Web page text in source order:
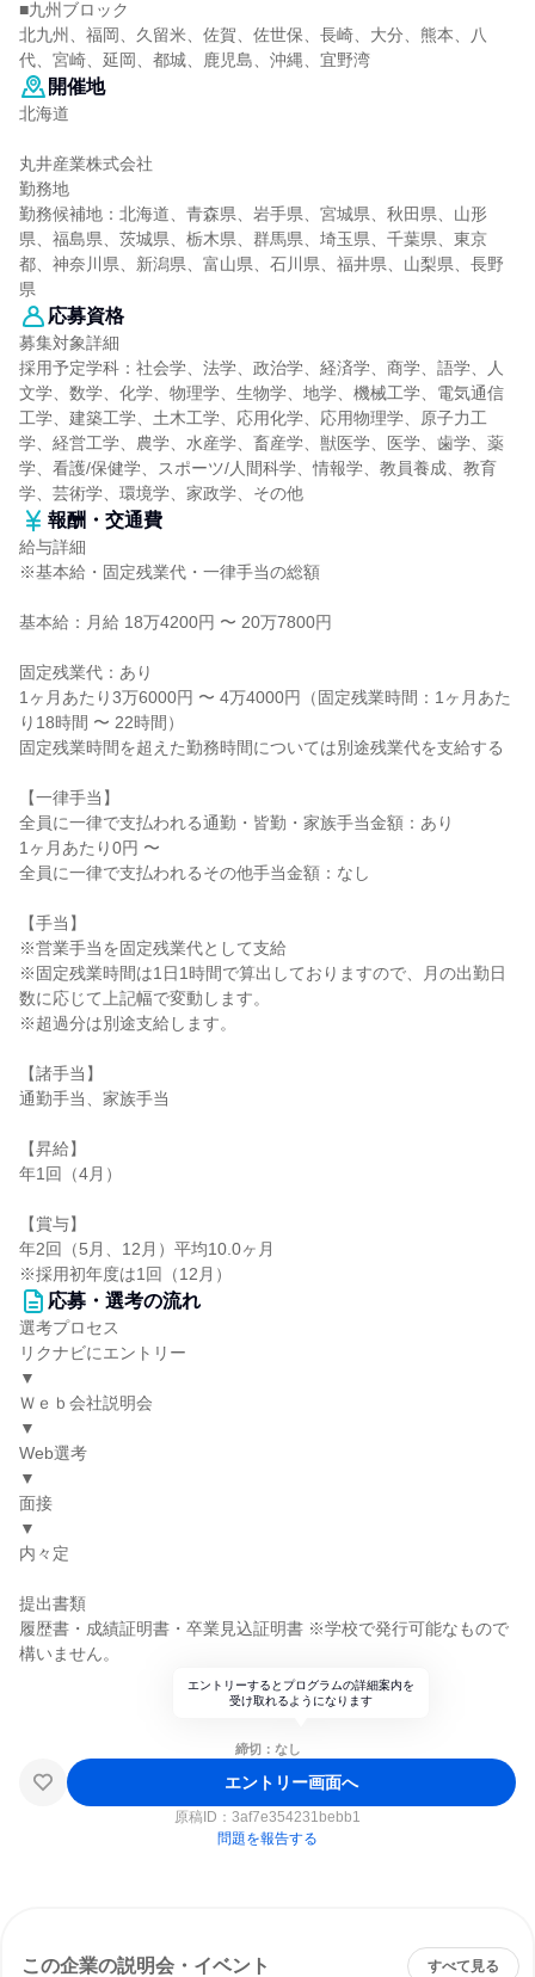
■九州ブロック
北九州、福岡、久留米、佐賀、佐世保、長崎、大分、熊本、八
代、宮崎、延岡、都城、鹿児島、沖縄、宜野湾
開催地
北海道
丸井産業株式会社
勤務地
勤務候補地：北海道、青森県、岩手県、宮城県、秋田県、山形
県、福島県、茨城県、栃木県、群馬県、埼玉県、千葉県、東京
都、神奈川県、新潟県、富山県、石川県、福井県、山梨県、長野
県
応募資格
募集対象詳細
採用予定学科：社会学、法学、政治学、経済学、商学、語学、人
文学、数学、化学、物理学、生物学、地学、機械工学、電気通信
工学、建築工学、土木工学、応用化学、応用物理学、原子力工
学、経営工学、農学、水産学、畜産学、獣医学、医学、歯学、薬
学、看護/保健学、スポーツ/人間科学、情報学、教員養成、教育
学、芸術学、環境学、家政学、その他
報酬・交通費
給与詳細
※基本給・固定残業代・一律手当の総額
基本給：月給 18万4200円 〜 20万7800円
固定残業代：あり
1ヶ月あたり3万6000円 〜 4万4000円（固定残業時間：1ヶ月あた
り18時間 〜 22時間）
固定残業時間を超えた勤務時間については別途残業代を支給する
【一律手当】
全員に一律で支払われる通勤・皆勤・家族手当金額：あり
1ヶ月あたり0円 〜
全員に一律で支払われるその他手当金額：なし
【手当】
※営業手当を固定残業代として支給
※固定残業時間は1日1時間で算出しておりますので、月の出勤日
数に応じて上記幅で変動します。
※超過分は別途支給します。
【諸手当】
通勤手当、家族手当
【昇給】
年1回（4月）
【賞与】
年2回（5月、12月）平均10.0ヶ月
※採用初年度は1回（12月）
応募・選考の流れ
選考プロセス
リクナビにエントリー
▼
Ｗｅｂ会社説明会
▼
Web選考
▼
面接
▼
内々定
提出書類
履歴書・成績証明書・卒業見込証明書 ※学校で発行可能なもので
構いません。
エントリーするとプログラムの詳細案内を
受け取れるようになります
締切：なし
エントリー画面へ
原稿ID： 3af7e354231bebb1
問題を報告する
この企業の説明会・イベント すべて見る